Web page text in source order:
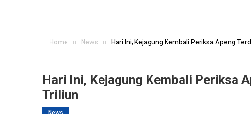
Home News Hari Ini, Kejagung Kembali Periksa Apeng
Hari Ini, Kejagung Kembali Periksa
Triliun
News